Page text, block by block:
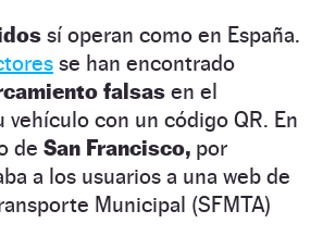
sí operan como en España.
se han encontrado
falsas en el
vehículo con un código QR. En
de San Francisco, por
a los usuarios a una web de
Municipal (SFMTA)